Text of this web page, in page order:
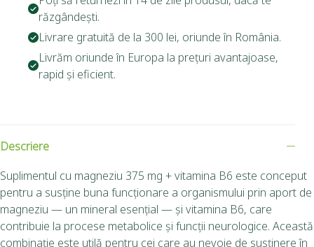
răzgândești.
Livrare gratuită de la 300 lei, oriunde în România.
Livrăm oriunde în Europa la prețuri avantajoase,
rapid și eficient.
Descriere
Suplimentul cu magneziu 375 mg + vitamina B6 este conceput
pentru a susține buna funcționare a organismului prin aport de
magneziu — un mineral esențial — și vitamina B6, care
contribuie la procese metabolice și funcții neurologice. Această
combinație este utilă pentru cei care au nevoie de susținere în